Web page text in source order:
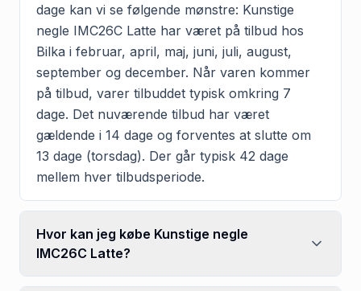
dage kan vi se følgende mønstre: Kunstige
negle IMC26C Latte har været på tilbud hos
Bilka i februar, april, maj, juni, juli, august,
september og december. Når varen kommer
på tilbud, varer tilbuddet typisk omkring 7
dage. Det nuværende tilbud har været
gældende i 14 dage og forventes at slutte om
13 dage (torsdag). Der går typisk 42 dage
mellem hver tilbudsperiode.
Hvor kan jeg købe Kunstige negle
IMC26C Latte?